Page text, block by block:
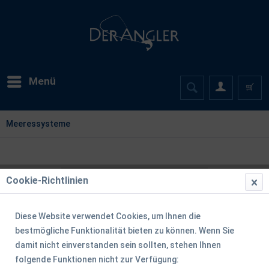
Menü
Meeressysteme
Cookie-Richtlinien
Diese Website verwendet Cookies, um Ihnen die
bestmögliche Funktionalität bieten zu können. Wenn Sie
damit nicht einverstanden sein sollten, stehen Ihnen
folgende Funktionen nicht zur Verfügung: